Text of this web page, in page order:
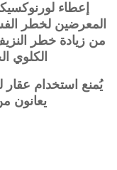
إعطاء
المعرضين لخطر
من زيادة خطر
الكلوي
يُمنع استخدام عقار
يعانون